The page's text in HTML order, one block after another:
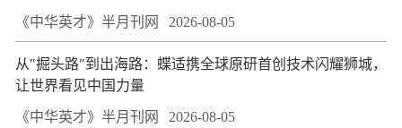
《中华英才》半月刊网 2026-08-05
从"掘头路"到出海路：蝶适携全球原研首创技术闪耀狮城，
让世界看见中国力量
《中华英才》半月刊网 2026-08-05